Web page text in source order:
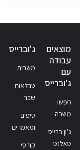
מוצאים
עבודה
עם
ג'וברייס
חפשו
משרה
ג’ון ברייס
טאלנט
ג'וברייס
משרות
טבלאות
שכר
טיפים
ומאמרים
קורסי